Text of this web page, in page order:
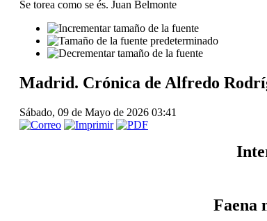
Se torea como se és. Juan Belmonte
Madrid. Crónica de Alfredo
Sábado, 09 de Mayo de 2026 03:41
Faena